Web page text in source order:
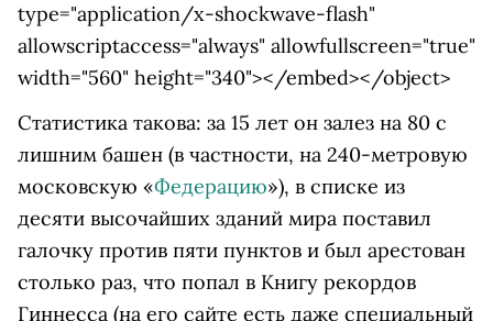
type="application/x-shockwave-flash"
allowscriptaccess="always" allowfullscreen="true"
width="560" height="340"></embed></object>
Статистика такова: за 15 лет он залез на 80 с
лишним башен (в частности, на 240-метровую
московскую «Федерацию»), в списке из
десяти высочайших зданий мира поставил
галочку против пяти пунктов и был арестован
столько раз, что попал в Книгу рекордов
Гиннесса (на его сайте есть даже специальный